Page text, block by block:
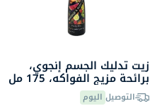
زيت تدليك الجسم إنجوي،
برائحة مزيج الفواكه، 175 مل
التوصيل اليوم